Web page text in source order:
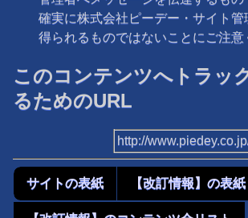
確実に株式会社ピーデー・サイト管
得られるものではないことにご注意
このコンテンツへトラッ
るためのURL
http://
サイトの表紙 【改訂情報】の表紙